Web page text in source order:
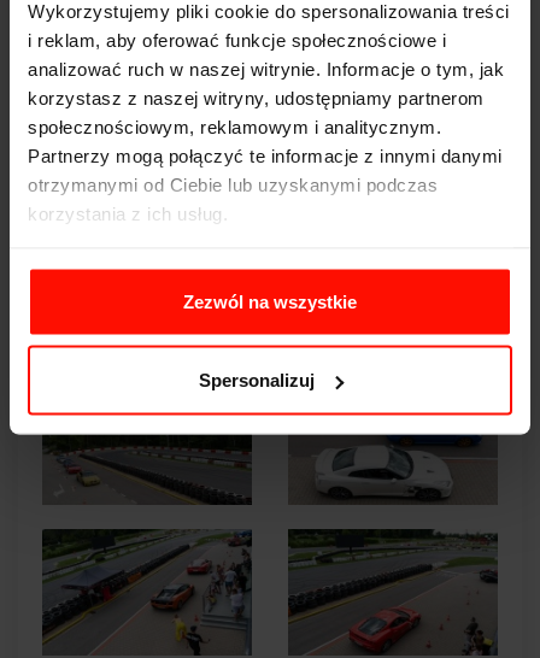
Wykorzystujemy pliki cookie do spersonalizowania treści
i reklam, aby oferować funkcje społecznościowe i
analizować ruch w naszej witrynie. Informacje o tym, jak
korzystasz z naszej witryny, udostępniamy partnerom
społecznościowym, reklamowym i analitycznym.
Partnerzy mogą połączyć te informacje z innymi danymi
otrzymanymi od Ciebie lub uzyskanymi podczas
korzystania z ich usług.
Zezwól na wszystkie
Spersonalizuj